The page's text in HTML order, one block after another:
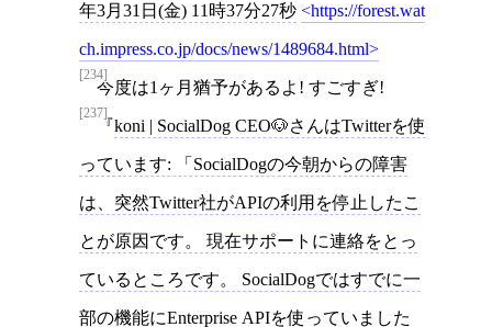
年3月31日(金) 11時37分27秒 https://forest.wat
ch.impress.co.jp/docs/news/1489684.html
[234]
今度は1ヶ月猶予があるよ! すごすぎ!
[237]
koni | SocialDog CEO🐶さんはTwitterを使
っています: 「SocialDogの今朝からの障害
は、突然Twitter社がAPIの利用を停止したこ
とが原因です。 現在サポートに連絡をとっ
ているところです。 SocialDogではすでに一
部の機能にEnterprise APIを使っていました